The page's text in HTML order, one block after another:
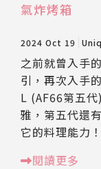
氣炸烤箱
2024 Oct 19
之前就曾入手
引，再次入手
L (AF66第五
雅，第五代還
它的料理能力！
閱讀更多